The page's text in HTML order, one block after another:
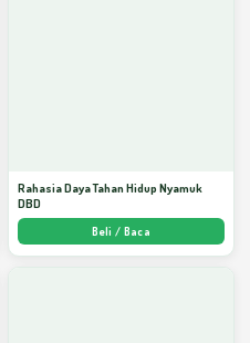
Rahasia Daya Tahan Hidup Nyamuk
DBD
Beli / Baca